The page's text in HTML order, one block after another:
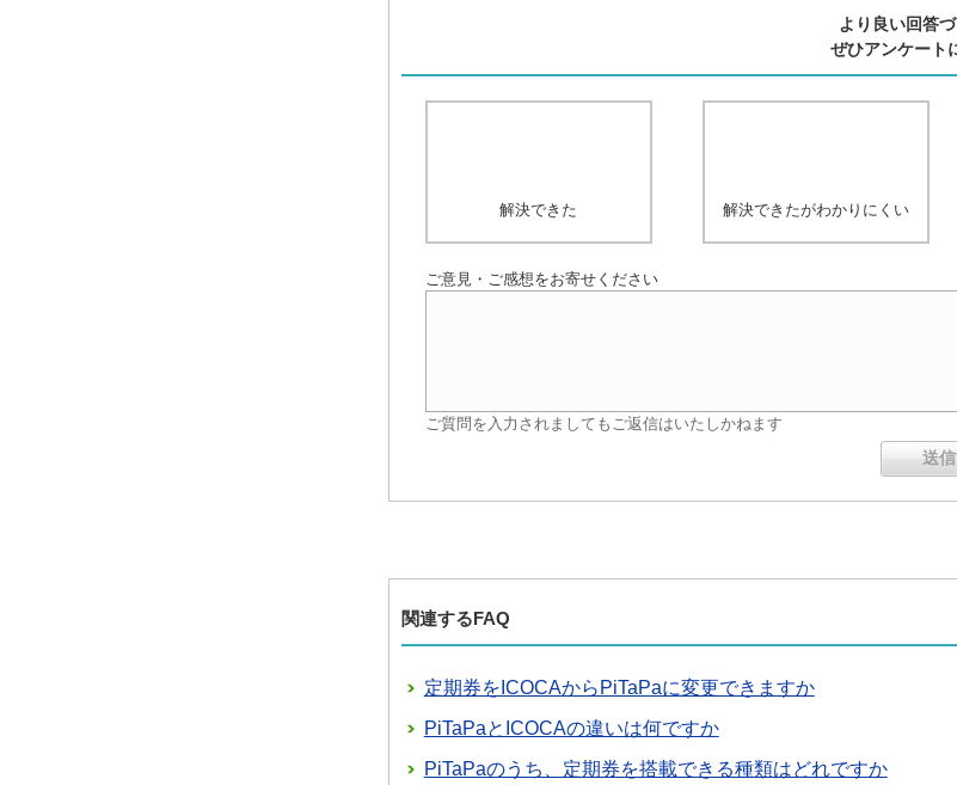
より良い回答
ぜひアンケート
解決できた 解決できたがわかりにくい
ご意見・ご感想をお寄せください
ご質問を入力されましてもご返信はいたしかねます
関連するFAQ
定期券をICOCAからPiTaPaに変更できますか
PiTaPaとICOCAの違いは何ですか
PiTaPaのうち、定期券を搭載できる種類はどれですか